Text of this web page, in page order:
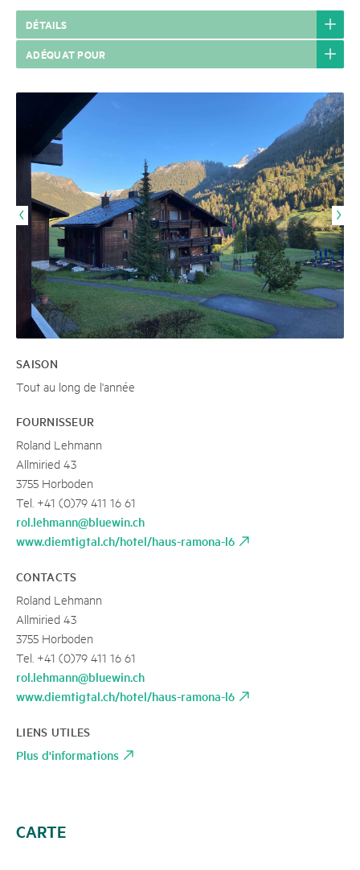
DÉTAILS
ADÉQUAT POUR
SAISON
Tout au long de l'année
FOURNISSEUR
Roland Lehmann
Allmiried 43
3755 Horboden
Tel. +41 (0)79 411 16 61
rol.lehmann@bluewin.ch
www.diemtigtal.ch/hotel/haus-ramona-l6
CONTACTS
Roland Lehmann
Allmiried 43
3755 Horboden
Tel. +41 (0)79 411 16 61
rol.lehmann@bluewin.ch
www.diemtigtal.ch/hotel/haus-ramona-l6
LIENS UTILES
Plus d'informations
CARTE